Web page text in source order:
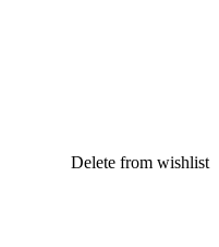
Delete from wishlist